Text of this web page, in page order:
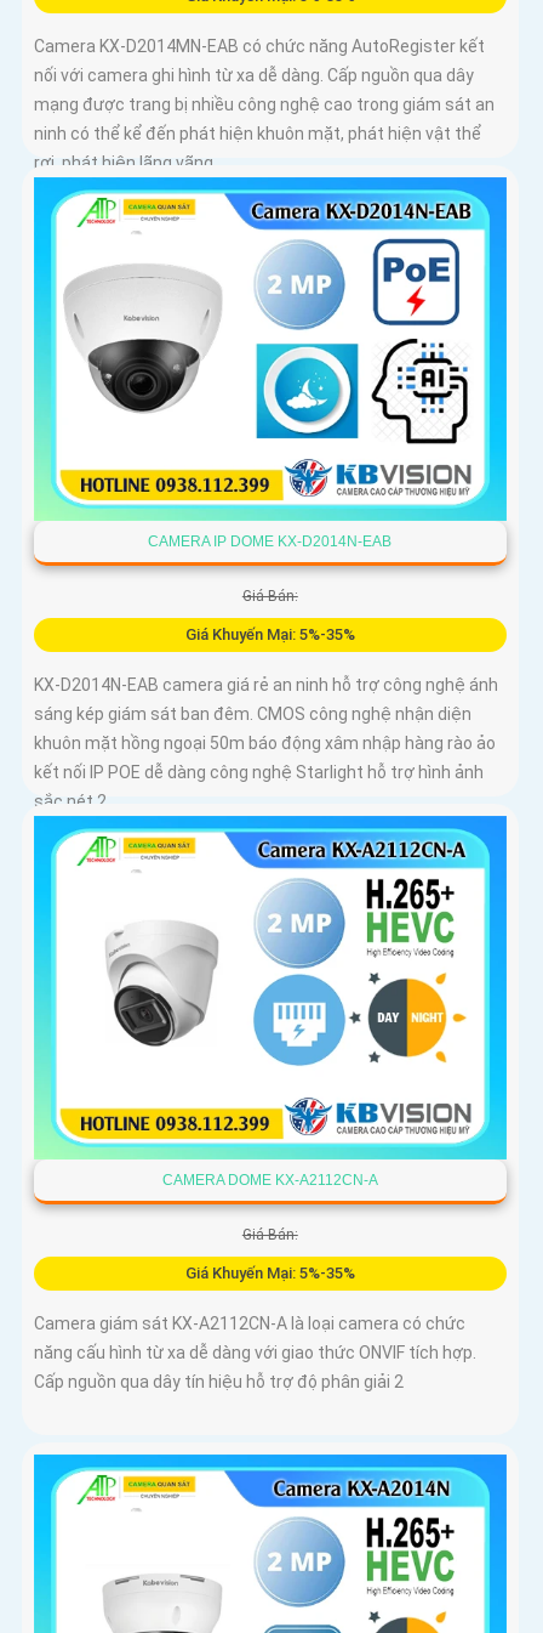
Camera KX-D2014MN-EAB có chức năng AutoRegister kết
nối với camera ghi hình từ xa dễ dàng. Cấp nguồn qua dây
mạng được trang bị nhiều công nghệ cao trong giám sát an
ninh có thể kể đến phát hiện khuôn mặt, phát hiện vật thể
rơi, phát hiện lãng vãng
CAMERA IP DOME KX-D2014N-EAB
Giá Bán:
Giá Khuyến Mại: 5%-35%
KX-D2014N-EAB camera giá rẻ an ninh hỗ trợ công nghệ ánh
sáng kép giám sát ban đêm. CMOS công nghệ nhận diện
khuôn mặt hồng ngoại 50m báo động xâm nhập hàng rào ảo
kết nối IP POE dễ dàng công nghệ Starlight hỗ trợ hình ảnh
sắc nét 2
CAMERA DOME KX-A2112CN-A
Giá Bán:
Giá Khuyến Mại: 5%-35%
Camera giám sát KX-A2112CN-A là loại camera có chức
năng cấu hình từ xa dễ dàng với giao thức ONVIF tích hợp.
Cấp nguồn qua dây tín hiệu hỗ trợ độ phân giải 2